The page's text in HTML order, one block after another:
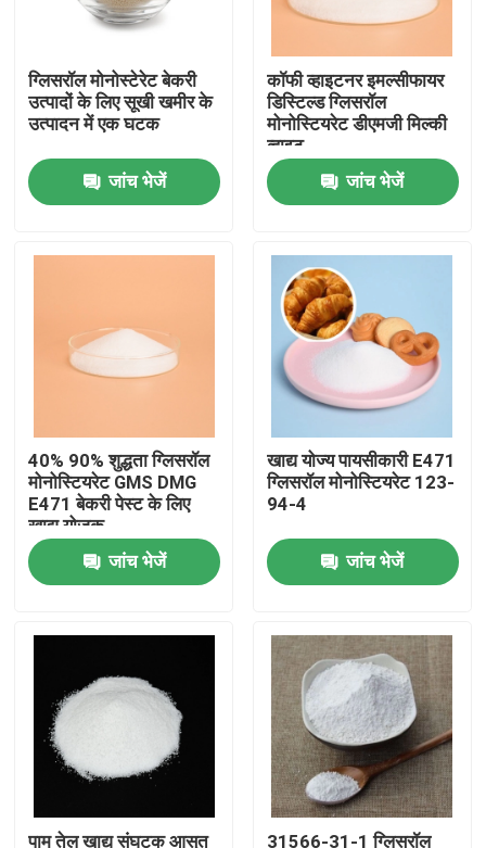
वीडियो
हमारे बारे में
कारखाना भ्रमण
गुणवत्ता नियंत्रण
संपर्क करें
समाचार
एक उद्धरण का अनुरोध करें
ग्लिसरॉल मोनोस्टेरेट बेकरी
उत्पादों के लिए सूखी खमीर के
उत्पादन में एक घटक
जांच भेजें
कॉफी व्हाइटनर इमल्सीफायर
डिस्टिल्ड ग्लिसरॉल
मोनोस्टियरेट डीएमजी मिल्की
व्हाइट
जांच भेजें
40% 90% शुद्धता ग्लिसरॉल
मोनोस्टियरेट GMS DMG
E471 बेकरी पेस्ट के लिए
खाद्य योजक
जांच भेजें
खाद्य योज्य पायसीकारी E471
ग्लिसरॉल मोनोस्टियरेट 123-
94-4
जांच भेजें
पाम तेल खाद्य संघटक आसुत 31566-31-1 ग्लिसरॉल